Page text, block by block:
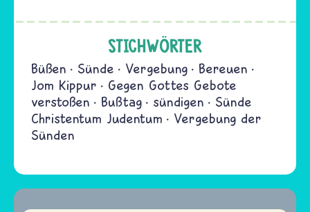
STICHWÖRTER
Büßen Sünde Vergebung
Bereuen
Jom Kippur
Gegen Gottes Gebote
verstoßen
Bußtag sündigen
Sünde
Christentum Judentum
Vergebung der
Sünden